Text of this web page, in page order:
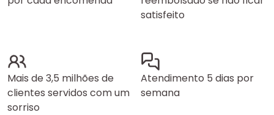
satisfeito
Mais de 3,5 milhões de
clientes servidos com um
sorriso
Atendimento 5 dias por
semana